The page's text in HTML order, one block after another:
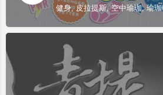
健身, 皮拉提斯, 空中瑜珈, 瑜